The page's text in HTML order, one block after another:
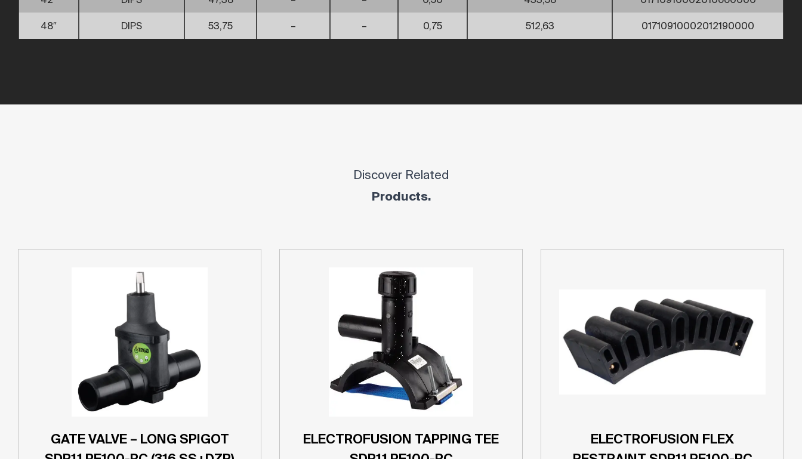
48″ DIPS 53,75 – – 0,75 512,63 01710910002012190000
Discover Related
Products.
GATE VALVE – LONG SPIGOT
ELECTROFUSION TAPPING TEE
ELECTROFUSION FLEX